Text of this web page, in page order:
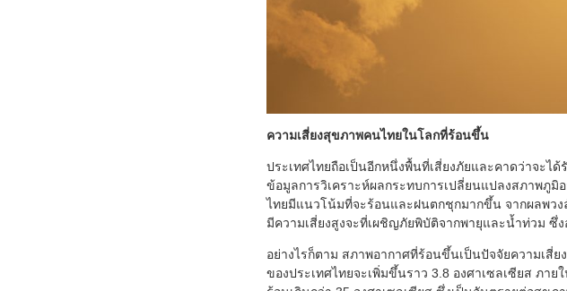
ความเสี่ยงสุขภาพคนไทยในโลกที่ร้อนขึ้น
ประเทศไทยถือเป็นอีกหนึ่งพื้นที่เสี่ยงภัยและคาดว่าจะไ
ข้อมูลการวิเคราะห์ผลกระทบการเปลี่ยนแปลงสภาพภู
ไทยมีแนวโน้มที่จะร้อนและฝนตกชุกมากขึ้น จากผลพว
มีความเสี่ยงสูงจะที่เผชิญภัยพิบัติจากพายุและน้ำท่วม ซึ่
อย่างไรก็ตาม สภาพอากาศที่ร้อนขึ้นเป็นปัจจัยความเ
ของประเทศไทยจะเพิ่มขึ้นราว 3.8 องศาเซลเซียส ภ